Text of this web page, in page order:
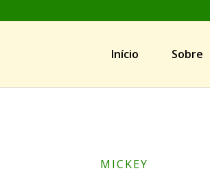
Início Sobre
MICKEY